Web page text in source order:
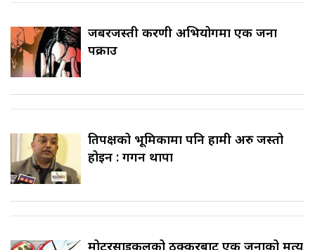
जबरजस्ती करणी अभियोगमा एक जना
पक्राउ
प्रतिपक्षको भूमिकामा पनि हामी अरु जस्तो
होइन : गगन थापा
मोटरसाइकलको ठक्करबाट एक जनाको मृत्यु